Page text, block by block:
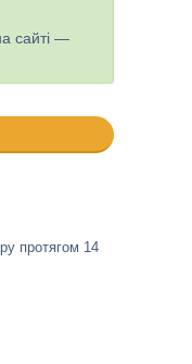
сайті —
протягом 14